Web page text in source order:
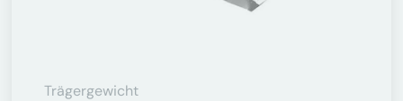
Trägergewicht